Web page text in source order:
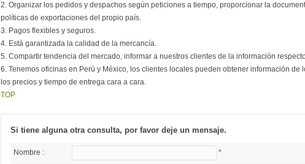
2. Organizar los pedidos y despachos según peticiones a tiempo, proporcionar la
políticas de exportaciones del propio país.
3. Pagos flexibles y seguros.
4. Está garantizada la calidad de la mercancía.
5. Compartir tendencia del mercado, informar a nuestros clientes de la información
6. Tenemos oficinas en Perú y México, los clientes locales pueden obtener información
los precios y tiempo de entrega cara a cara.
TOP
Si tiene alguna otra consulta, por favor deje un mensaje.
Nombre : *